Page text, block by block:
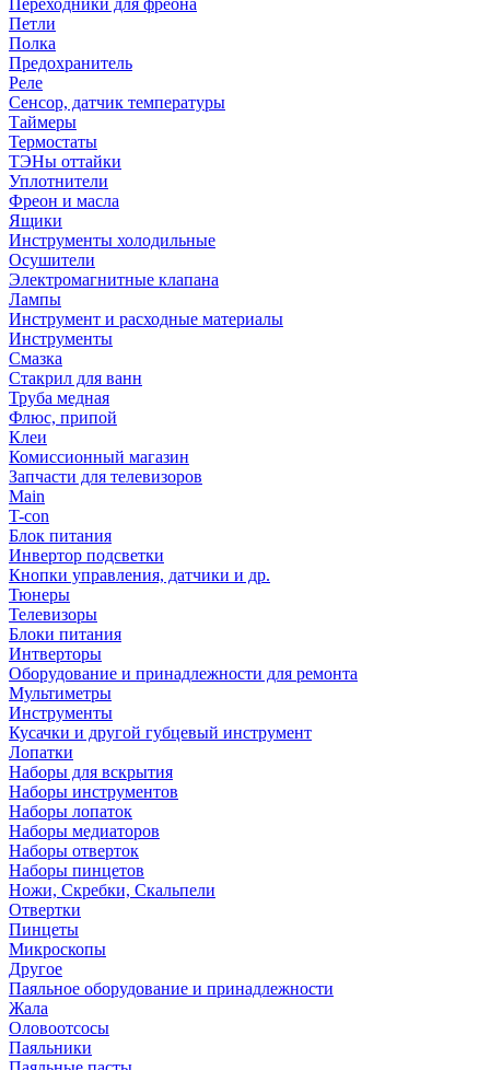
Переходники для фреона
Петли
Полка
Предохранитель
Реле
Сенсор, датчик температуры
Таймеры
Термостаты
ТЭНы оттайки
Уплотнители
Фреон и масла
Ящики
Инструменты холодильные
Осушители
Электромагнитные клапана
Лампы
Инструмент и расходные материалы
Инструменты
Смазка
Стакрил для ванн
Труба медная
Флюс, припой
Клеи
Комиссионный магазин
Запчасти для телевизоров
Main
T-con
Блок питания
Инвертор подсветки
Кнопки управления, датчики и др.
Тюнеры
Телевизоры
Блоки питания
Интверторы
Оборудование и принадлежности для ремонта
Мультиметры
Инструменты
Кусачки и другой губцевый инструмент
Лопатки
Наборы для вскрытия
Наборы инструментов
Наборы лопаток
Наборы медиаторов
Наборы отверток
Наборы пинцетов
Ножи, Скребки, Скальпели
Отвертки
Пинцеты
Микроскопы
Другое
Паяльное оборудование и принадлежности
Жала
Оловоотсосы
Паяльники